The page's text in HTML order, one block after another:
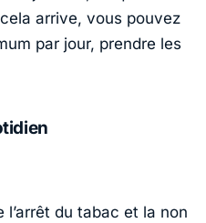
arrive, vous pouvez
par jour, prendre les
du tabac et la non